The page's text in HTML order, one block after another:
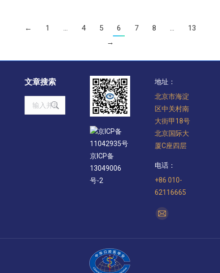
← 1 … 4 5 6 7 8 …
13
→
文章搜索
Search:
京ICP备
11042935号
京ICP备
13049006
号-2
地址：
北京市海淀
区中关村南
大街甲18号
北京国际大
厦C座四层
电话：
+86 010-
62116665
找到我们：
Mail